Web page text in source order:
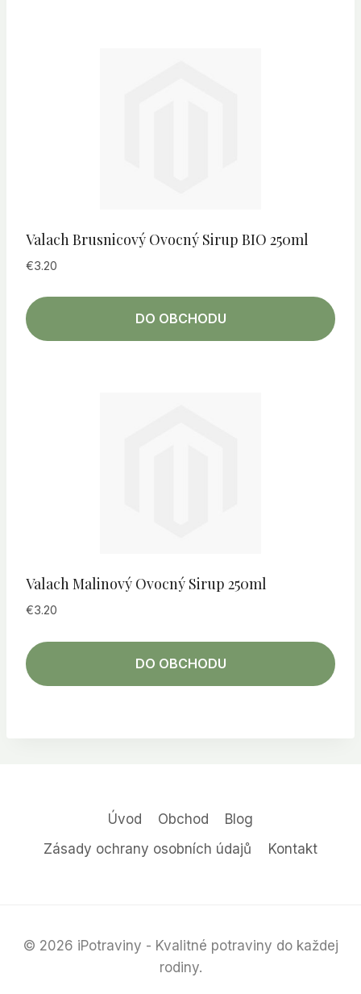
Valach Brusnicový Ovocný Sirup BIO 250ml
€3.20
DO OBCHODU
Valach Malinový Ovocný Sirup 250ml
€3.20
DO OBCHODU
Úvod Obchod
Blog
Zásady ochrany osobních údajů
Kontakt
© 2026 iPotraviny - Kvalitné potraviny do každej
rodiny.